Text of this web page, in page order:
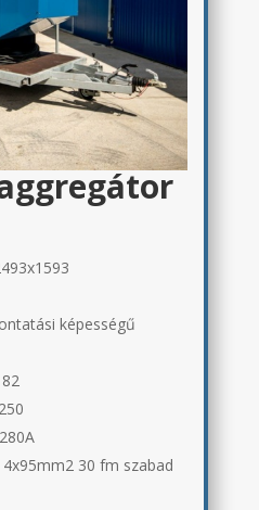
képességű
4x95mm2 30 fm szabad